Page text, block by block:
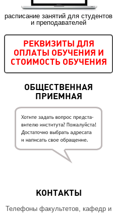
расписание занятий для студентов
и преподавателей
РЕКВИЗИТЫ ДЛЯ
ОПЛАТЫ ОБУЧЕНИЯ И
СТОИМОСТЬ ОБУЧЕНИЯ
ОБЩЕСТВЕННАЯ
ПРИЕМНАЯ
КОНТАКТЫ
Телефоны факультетов, кафедр и